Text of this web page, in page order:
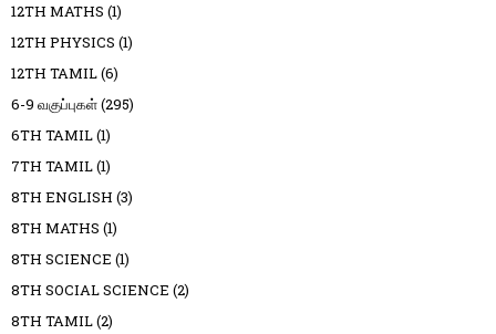
12TH MATHS (1)
12TH PHYSICS (1)
12TH TAMIL(6)
6-9 வகுப்புகள்(295)
6TH TAMIL(1)
7TH TAMIL(1)
8TH ENGLISH (3)
8TH MATHS (1)
8TH SCIENCE (1)
8TH SOCIAL SCIENCE (2)
8TH TAMIL(2)